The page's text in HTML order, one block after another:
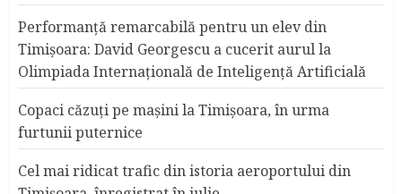
Performanță remarcabilă pentru un elev din
Timișoara: David Georgescu a cucerit aurul la
Olimpiada Internațională de Inteligență Artificială
Copaci căzuţi pe maşini la Timişoara, în urma
furtunii puternice
Cel mai ridicat trafic din istoria aeroportului din